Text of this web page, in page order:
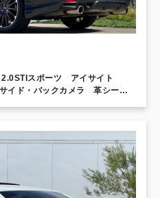
2.0STIスポーツ アイサイト
イド・バックカメラ 革シー